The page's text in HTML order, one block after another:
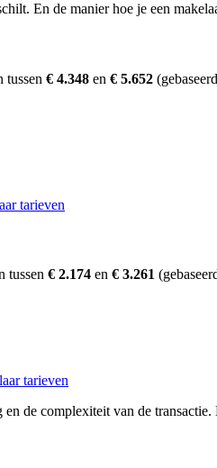
En de manier hoe je een
tussen € 4.348 en € 5.652
tarieven
tussen € 2.174 en € 3.261
tarieven
de complexiteit van de